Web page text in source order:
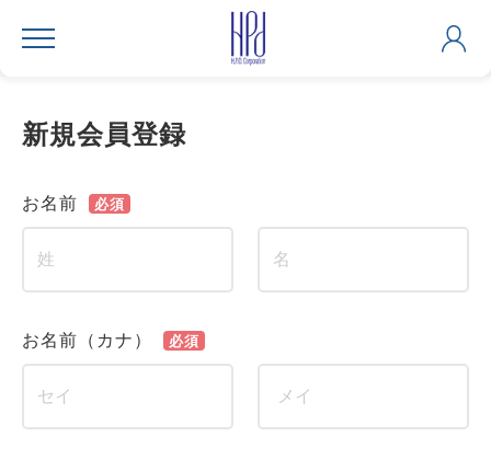
新規会員登録
お名前 必須
お名前（カナ） 必須